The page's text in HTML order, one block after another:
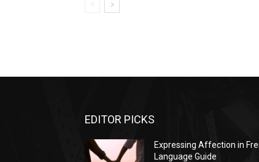
EDITOR PICKS
Expressing Affection in
Language Guide